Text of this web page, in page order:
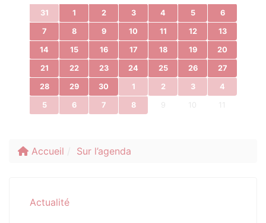
31 1 2 3 4 5 6
7 8 9 10 11 12 13
14 15 16 17 18 19 20
21 22 23 24 25 26 27
28 29 30 1 2 3 4
5 6 7 8 9 10
Accueil Sur l’agenda
Actualité